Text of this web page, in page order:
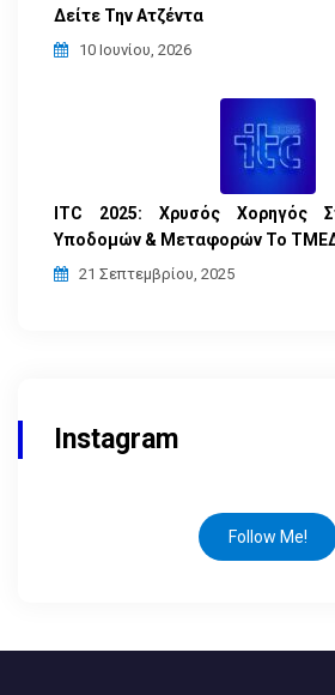
Δείτε Την Ατζέντα
10 Ιουνίου, 2026
ITC 2025: Χρυσός Χορηγός
Υποδομών & Μεταφορών Το
21 Σεπτεμβρίου, 2025
Instagram
Follow Me!